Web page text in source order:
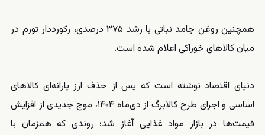
همچنین روغن جامد نباتی با رشد ۳۷۵ درصدی، رکورددار تورم در
میان کالاهای خوراکی اعلام شده است.
دنیای اقتصاد نوشته است که پس از حذف ارز یارانه‌ای کالاهای
اساسی و اجرای طرح کالابرگ از دی‌ماه ۱۴۰۴، موج جدیدی از افزایش
قیمت‌ها در بازار مواد غذایی آغاز شد؛ روندی که همزمان با